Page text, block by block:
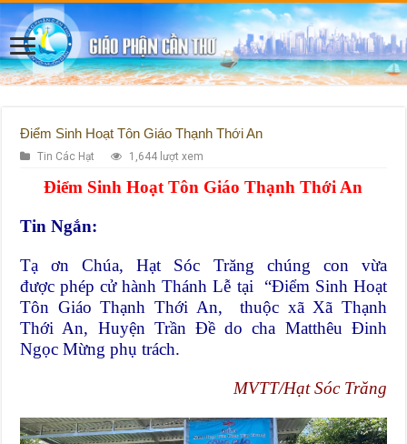
Điểm Sinh Hoạt Tôn Giáo Thạnh Thới An
Tin Các Hạt 1,644 lượt xem
Điểm Sinh Hoạt Tôn Giáo Thạnh Thới An
Tin Ngắn:
Tạ ơn Chúa, Hạt Sóc Trăng chúng con vừa
được phép cử hành Thánh Lễ tại “Điểm Sinh Hoạt
Tôn Giáo Thạnh Thới An, thuộc xã Xã Thạnh
Thới An, Huyện Trần Đề do cha Matthêu Đinh
Ngọc Mừng phụ trách.
MVTT/Hạt Sóc Trăng